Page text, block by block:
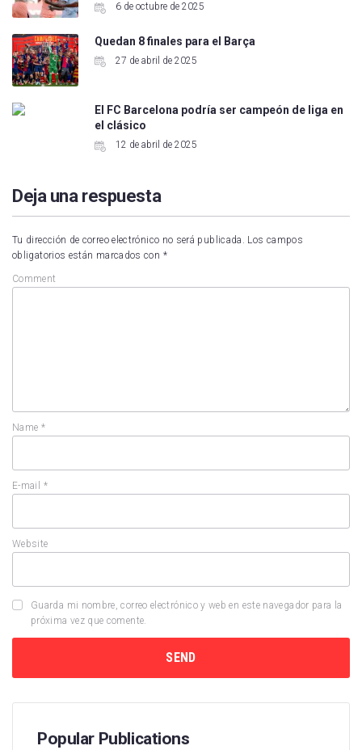
6 de octubre de 2025
Quedan 8 finales para el Barça
27 de abril de 2025
El FC Barcelona podría ser campeón de liga en
el clásico
12 de abril de 2025
Deja una respuesta
Tu dirección de correo electrónico no será publicada. Los campos
obligatorios están marcados con *
Comment
Name *
E-mail *
Website
Guarda mi nombre, correo electrónico y web en este navegador para la
próxima vez que comente.
Popular Publications